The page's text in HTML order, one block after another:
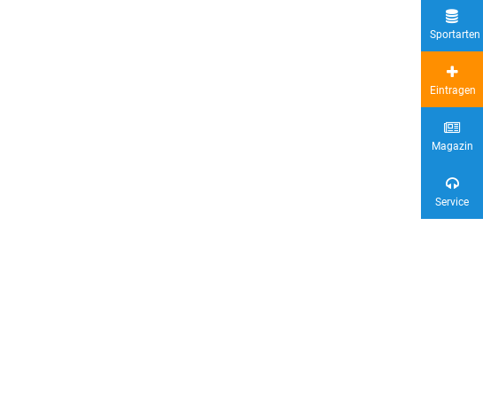
Sportarten
Eintragen
Magazin
Service